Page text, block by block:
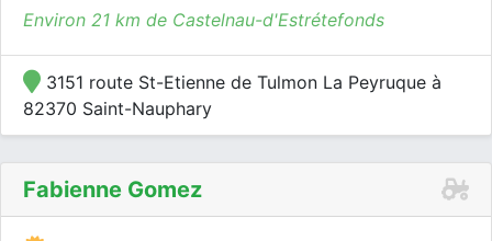
Environ 21 km de Castelnau-d'Estrétefonds
3151 route St-Etienne de Tulmon La Peyruque à
82370 Saint-Nauphary
Fabienne Gomez